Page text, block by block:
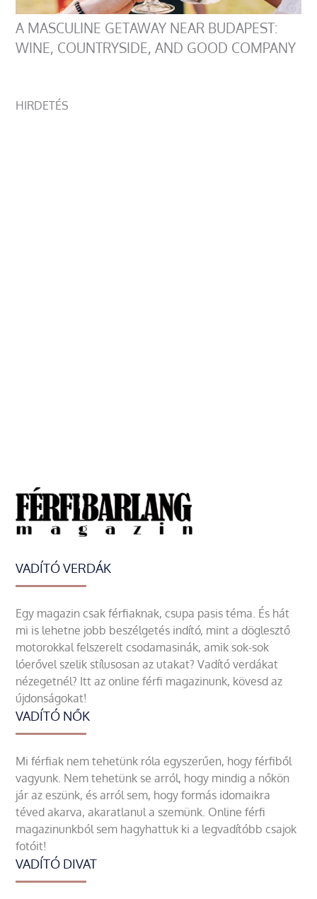
A MASCULINE GETAWAY NEAR BUDAPEST:
WINE, COUNTRYSIDE, AND GOOD COMPANY
HIRDETÉS
VADÍTÓ VERDÁK
Egy magazin csak férfiaknak, csupa pasis téma. És hát
mi is lehetne jobb beszélgetés indító, mint a döglesztő
motorokkal felszerelt csodamasinák, amik sok-sok
lóerővel szelik stílusosan az utakat? Vadító verdákat
nézegetnél? Itt az online férfi magazinunk, kövesd az
újdonságokat!
VADÍTÓ NŐK
Mi férfiak nem tehetünk róla egyszerűen, hogy férfiből
vagyunk. Nem tehetünk se arról, hogy mindig a nőkön
jár az eszünk, és arról sem, hogy formás idomaikra
téved akarva, akaratlanul a szemünk. Online férfi
magazinunkból sem hagyhattuk ki a legvadítóbb csajok
fotóit!
VADÍTÓ DIVAT